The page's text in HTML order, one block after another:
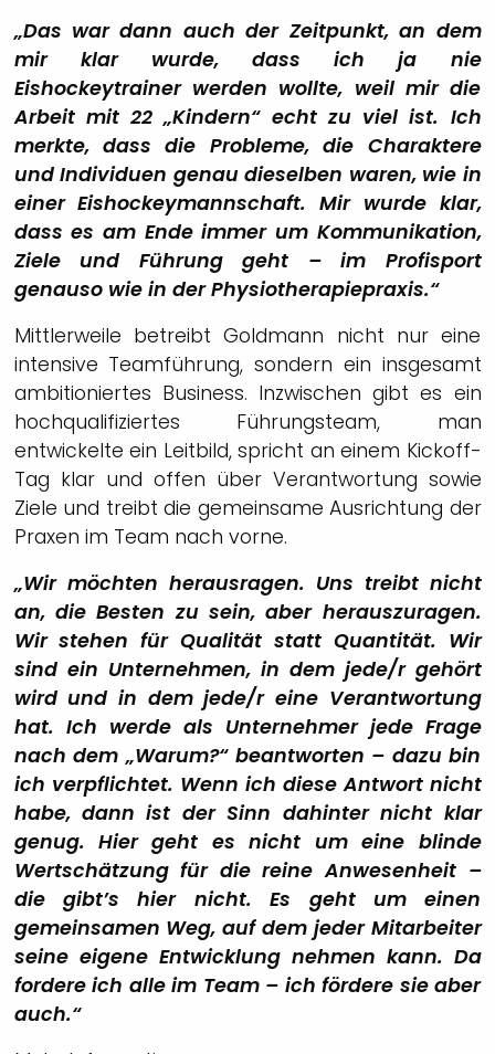
„Das war dann auch der Zeitpunkt, an dem
mir klar wurde, dass ich ja nie
Eishockeytrainer werden wollte, weil mir die
Arbeit mit 22 „Kindern“ echt zu viel ist. Ich
merkte, dass die Probleme, die Charaktere
und Individuen genau dieselben waren, wie in
einer Eishockeymannschaft. Mir wurde klar,
dass es am Ende immer um Kommunikation,
Ziele und Führung geht – im Profisport
genauso wie in der Physiotherapiepraxis.“
Mittlerweile betreibt Goldmann nicht nur eine
intensive Teamführung, sondern ein insgesamt
ambitioniertes Business. Inzwischen gibt es ein
hochqualifiziertes Führungsteam, man
entwickelte ein Leitbild, spricht an einem Kickoff-
Tag klar und offen über Verantwortung sowie
Ziele und treibt die gemeinsame Ausrichtung der
Praxen im Team nach vorne.
„Wir möchten herausragen. Uns treibt nicht
an, die Besten zu sein, aber herauszuragen.
Wir stehen für Qualität statt Quantität. Wir
sind ein Unternehmen, in dem jede/r gehört
wird und in dem jede/r eine Verantwortung
hat. Ich werde als Unternehmer jede Frage
nach dem „Warum?“ beantworten – dazu bin
ich verpflichtet. Wenn ich diese Antwort nicht
habe, dann ist der Sinn dahinter nicht klar
genug. Hier geht es nicht um eine blinde
Wertschätzung für die reine Anwesenheit –
die gibt’s hier nicht. Es geht um einen
gemeinsamen Weg, auf dem jeder Mitarbeiter
seine eigene Entwicklung nehmen kann. Da
fordere ich alle im Team – ich fördere sie aber
auch.“